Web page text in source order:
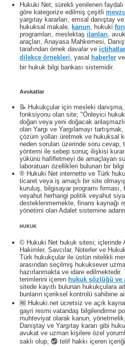
Hukuki Net; sürekli yenilenen
göre kategorize edilmiş çeşitli
yargıtay kararları, emsal danıştay
hukuksal makale, kanun , hukuki
programları, meslektaş ilanları ,
araçları, Anayasa Mahkemesi,
tarafından örnek davalarve içtihatlar
dilekçe örnekleri , yasal haberler
bir hukuk bilgi bankası sistemidir.
Avukatlar
📝 Hukukçular için mesleki
fonksiyonu olan site; "Önleyici
doğan veya yeni doğacak
olan Yargı ve Yargılamayı
çözüm yolları üretmek ve hukuksal
neden soruları üzerinde soru cevap,
yöntemi ile sebep sonuç ilişkisi
yükünü hafifletmeyi de amaçlayan
laboratuarı özellikleri bulunan bir bilgi
® Hukuki Net internette ve Türk
ticaret veya iş amaçlı bir site
kuruluş, bilgisayar programı
veyahut herhangi politik veyahut
desteklenmemekte, finans kaynağı
yönetimi olan Adalet sistemine
HUKUK
© Hukuki Net hukuk sitesi; içlerinde
Hakimler, Savcılar, Noterler ve
Türk hukukçular ile üstün nitelikli
arasından seçilmiş hukuksever
hazırlanmakta ve idare
terimlerini içeren hukuk sözlüğü ve
sitede kayıtlı bulunan hukukçulara ait
bunların içeriksel kontrolü sahibine
🆓 Hukuki.net ücretsiz ve açık
gayri resmi vatandaş bilgilendirme
muhteviyat olarak kanun,
Danıştay ve Yargıtay kararı gibi
avukat ve uzman kişilere özel
saklı olup, 🕲 telif hakkı içeren